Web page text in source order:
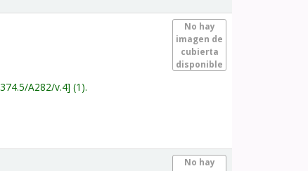
No hay
imagen de
cubierta
disponible
A282/v.4 (1).
No hay